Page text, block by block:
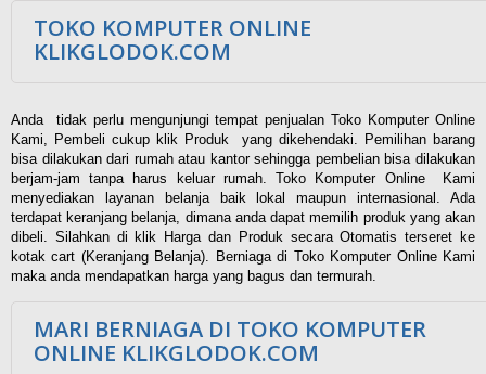
TOKO KOMPUTER ONLINE
KLIKGLODOK.COM
Anda tidak perlu mengunjungi tempat penjualan Toko Komputer Online
Kami, Pembeli cukup klik Produk yang dikehendaki. Pemilihan barang
bisa dilakukan dari rumah atau kantor sehingga pembelian bisa dilakukan
berjam-jam tanpa harus keluar rumah. Toko Komputer Online Kami
menyediakan layanan belanja baik lokal maupun internasional. Ada
terdapat keranjang belanja, dimana anda dapat memilih produk yang akan
dibeli. Silahkan di klik Harga dan Produk secara Otomatis terseret ke
kotak cart (Keranjang Belanja). Berniaga di Toko Komputer Online Kami
maka anda mendapatkan harga yang bagus dan termurah.
MARI BERNIAGA DI TOKO KOMPUTER
ONLINE KLIKGLODOK.COM